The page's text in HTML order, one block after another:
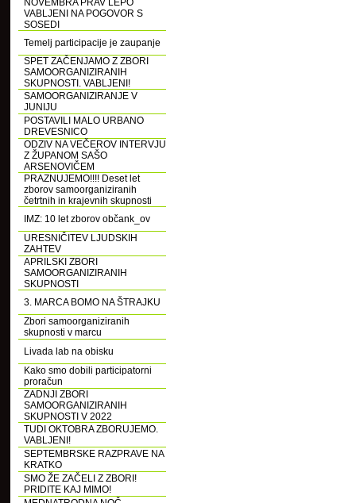
NOVEMBRA PRAV LEPO
VABLJENI NA POGOVOR S
SOSEDI
Temelj participacije je zaupanje
SPET ZAČENJAMO Z ZBORI
SAMOORGANIZIRANIH
SKUPNOSTI. VABLJENI!
SAMOORGANIZIRANJE V
JUNIJU
POSTAVILI MALO URBANO
DREVESNICO
ODZIV NA VEČEROV INTERVJU
Z ŽUPANOM SAŠO
ARSENOVIČEM
PRAZNUJEMO!!!! Deset let
zborov samoorganiziranih
četrtnih in krajevnih skupnosti
IMZ: 10 let zborov občank_ov
URESNIČITEV LJUDSKIH
ZAHTEV
APRILSKI ZBORI
SAMOORGANIZIRANIH
SKUPNOSTI
3. MARCA BOMO NA ŠTRAJKU
Zbori samoorganiziranih
skupnosti v marcu
Livada lab na obisku
Kako smo dobili participatorni
proračun
ZADNJI ZBORI
SAMOORGANIZIRANIH
SKUPNOSTI V 2022
TUDI OKTOBRA ZBORUJEMO.
VABLJENI!
SEPTEMBRSKE RAZPRAVE NA
KRATKO
SMO ŽE ZAČELI Z ZBORI!
PRIDITE KAJ MIMO!